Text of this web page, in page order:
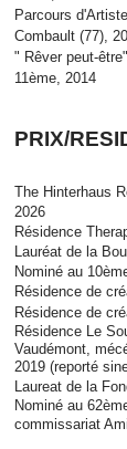
Parcours
Combault (77),
" Rêver peut-
11ème, 2014
PRIX/
The Hinterhaus
2026
Résidence
Lauréat de la
Nominé au
Résidence de
Résidence de
Résidence Le
Vaudémont,
2019 (reporté
Laureat de la
Nominé au
commissariat